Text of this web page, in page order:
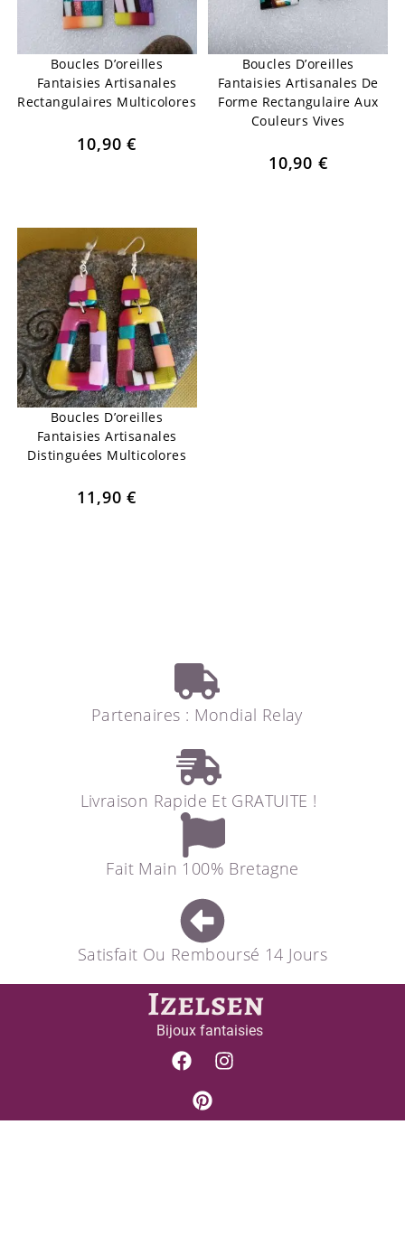
Boucles D’oreilles
Fantaisies Artisanales
Rectangulaires Multicolores
10,90€
Boucles D’oreilles
Fantaisies Artisanales De
Forme Rectangulaire Aux
Couleurs Vives
10,90 €
Boucles D’oreilles
Fantaisies Artisanales
Distinguées Multicolores
11,90€
Partenaires : Mondial Relay
Livraison Rapide Et GRATUITE !
Fait Main 100% Bretagne
Satisfait Ou Remboursé 14 Jours
Izelsen
Bijoux fantaisies